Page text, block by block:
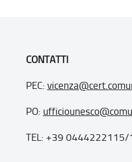
CONTATTI
PEC:
PO:
TEL: +39 0444222115/